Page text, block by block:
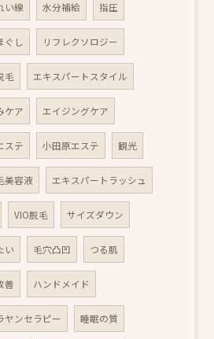
い線 水分補給 指圧
ぐし リフレクソロジー
毛 エキスパートスタイル
ケア エイジングケア
ステ 小田原エステ 観光
美容液 エキスパートラッシュ
VIO脱毛 サイズダウン
い 毛穴凸凹 つる肌
善 ハンドメイド
ヤンセラピー 睡眠の質